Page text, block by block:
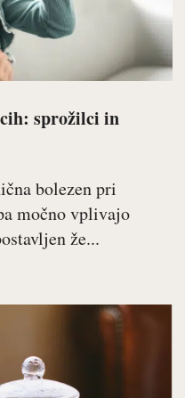
sprožilci in
bolezen pri
močno vplivajo
že...